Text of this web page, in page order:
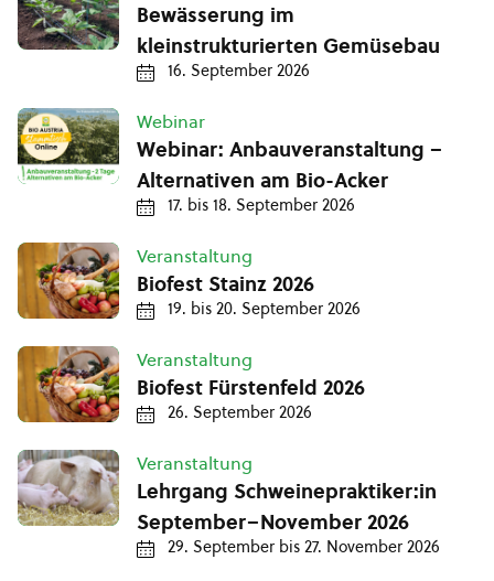
Bewässerung im
kleinstrukturierten Gemüsebau
16. September 2026
Webinar
Webinar: Anbauveranstaltung –
Alternativen am Bio-Acker
17. bis 18. September 2026
Veranstaltung
Biofest Stainz 2026
19. bis 20. September 2026
Veranstaltung
Biofest Fürstenfeld 2026
26. September 2026
Veranstaltung
Lehrgang Schweinepraktiker:in
September–November 2026
29. September bis 27. November 2026